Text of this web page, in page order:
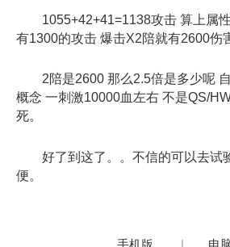
1055+42+41=1138攻击 算上属性
有1300的攻击 爆击X2陪就有2600伤
2陪是2600 那么2.5倍是多少呢 自
概念 一刺激10000血左右 不是QS/
死。
好了到这了。。不信的可以去试
便。